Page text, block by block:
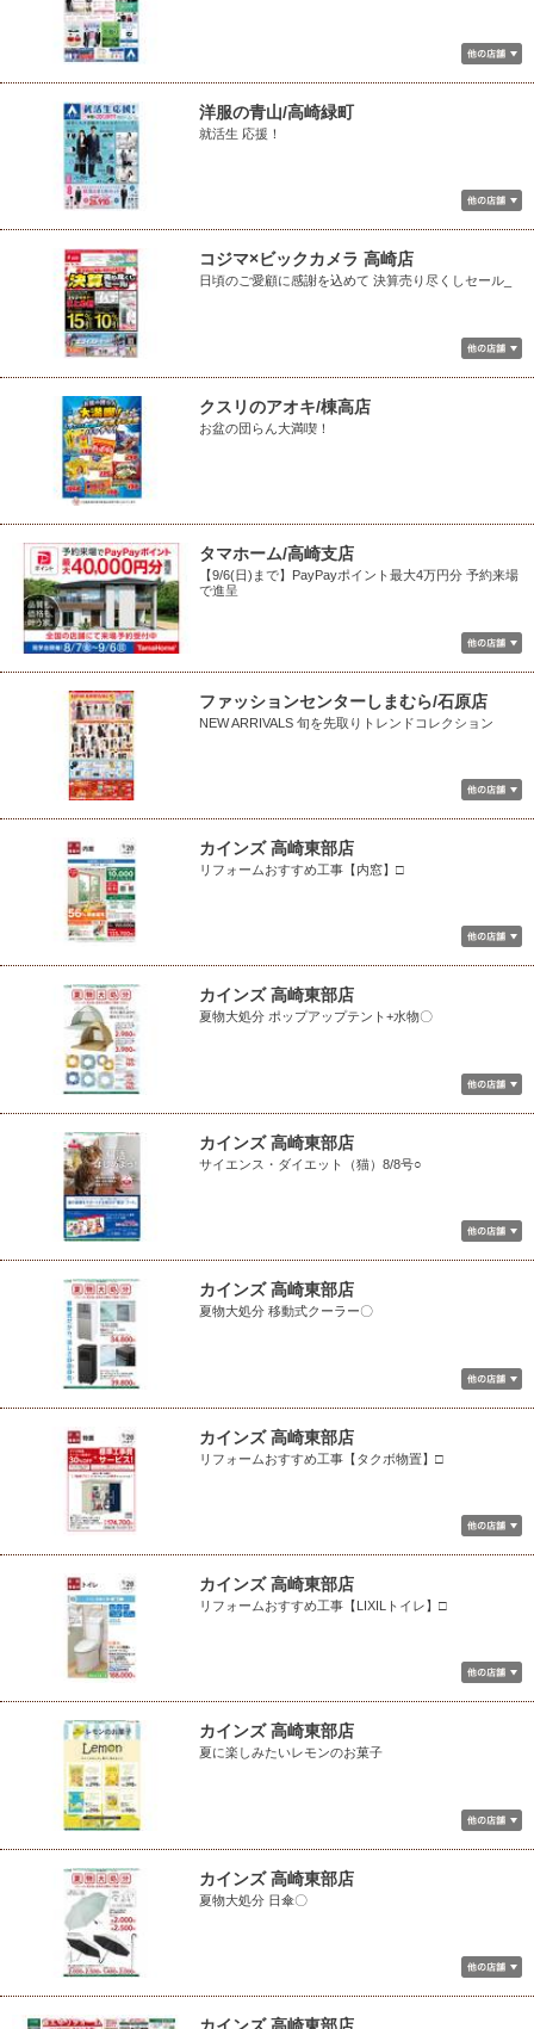
洋服の青山/高崎緑町
就活生 応援！
コジマ×ビックカメラ 高崎店
日頃のご愛顧に感謝を込めて 決算売り尽くしセール_
クスリのアオキ/棟高店
お盆の団らん大満喫！
タマホーム/高崎支店
【9/6(日)まで】PayPayポイント最大4万円分 予約来場
で進呈
ファッションセンターしまむら/石原店
NEW ARRIVALS 旬を先取りトレンドコレクション
カインズ 高崎東部店
リフォームおすすめ工事【内窓】□
カインズ 高崎東部店
夏物大処分 ポップアップテント+水物〇
カインズ 高崎東部店
サイエンス・ダイエット（猫）8/8号○
カインズ 高崎東部店
夏物大処分 移動式クーラー〇
カインズ 高崎東部店
リフォームおすすめ工事【タクボ物置】□
カインズ 高崎東部店
リフォームおすすめ工事【LIXILトイレ】□
カインズ 高崎東部店
夏に楽しみたいレモンのお菓子
カインズ 高崎東部店
夏物大処分 日傘〇